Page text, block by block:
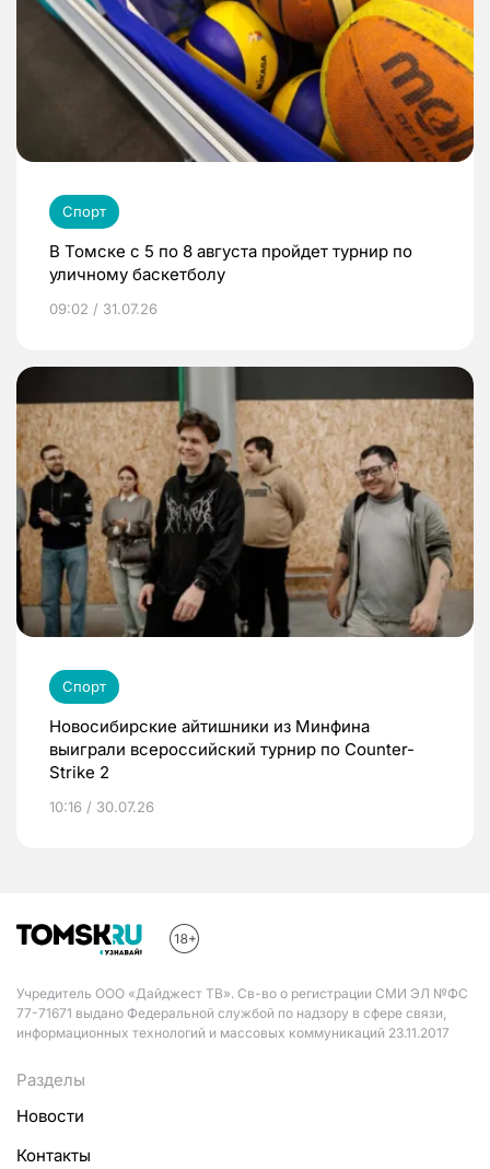
Спорт
В Томске с 5 по 8 августа пройдет турнир по
уличному баскетболу
09:02 / 31.07.26
Спорт
Новосибирские айтишники из Минфина
выиграли всероссийский турнир по Counter-
Strike 2
10:16 / 30.07.26
Учредитель ООО «Дайджест ТВ». Св-во о регистрации СМИ ЭЛ №ФС
77-71671 выдано Федеральной службой по надзору в сфере связи,
информационных технологий и массовых коммуникаций 23.11.2017
Разделы
Новости
Контакты